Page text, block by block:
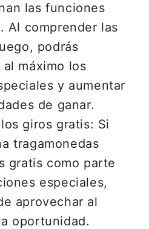
las funciones
Al comprender las
podrás
máximo los
y aumentar
de ganar.
giros gratis: Si
tragamonedas
gratis como parte
especiales,
aprovechar al
oportunidad.